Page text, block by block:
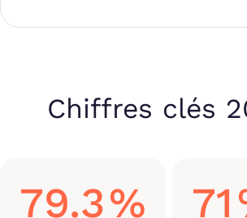
Chiffres clés
79.3% 71